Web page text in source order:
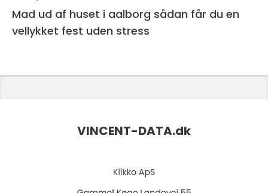
Mad ud af huset i aalborg sådan får du en
vellykket fest uden stress
VINCENT-DATA.dk